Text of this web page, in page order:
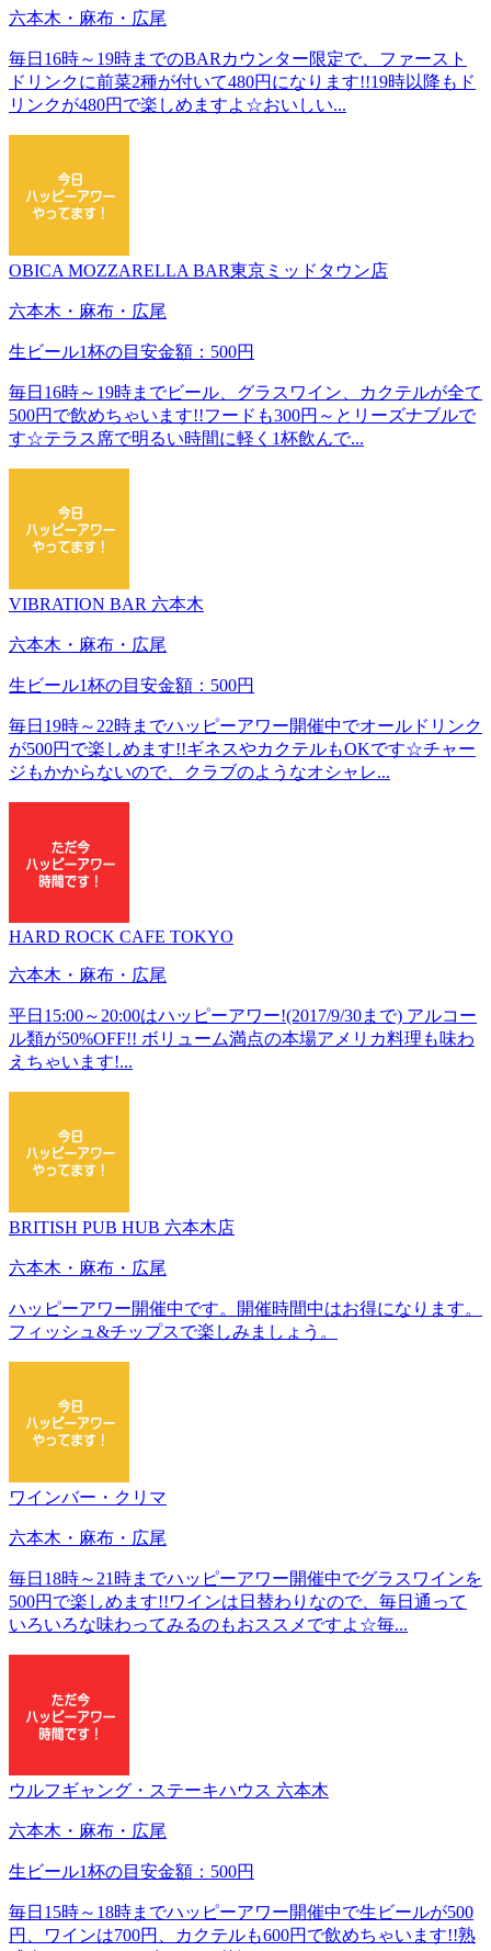
六本木・麻布・広尾
毎日16時～19時までのBARカウンター限定で、ファースト
ドリンクに前菜2種が付いて480円になります!!19時以降もド
リンクが480円で楽しめますよ☆おいしい...
OBICA MOZZARELLA BAR東京ミッドタウン店
六本木・麻布・広尾
生ビール1杯の目安金額：500円
毎日16時～19時までビール、グラスワイン、カクテルが全て
500円で飲めちゃいます!!フードも300円～とリーズナブルで
す☆テラス席で明るい時間に軽く1杯飲んで...
VIBRATION BAR 六本木
六本木・麻布・広尾
生ビール1杯の目安金額：500円
毎日19時～22時までハッピーアワー開催中でオールドリンク
が500円で楽しめます!!ギネスやカクテルもOKです☆チャー
ジもかからないので、クラブのようなオシャレ...
HARD ROCK CAFE TOKYO
六本木・麻布・広尾
平日15:00～20:00はハッピーアワー!(2017/9/30まで) アルコー
ル類が50%OFF!! ボリューム満点の本場アメリカ料理も味わ
えちゃいます!...
BRITISH PUB HUB 六本木店
六本木・麻布・広尾
ハッピーアワー開催中です。開催時間中はお得になります。
フィッシュ&チップスで楽しみましょう。
ワインバー・クリマ
六本木・麻布・広尾
毎日18時～21時までハッピーアワー開催中でグラスワインを
500円で楽しめます!!ワインは日替わりなので、毎日通って
いろいろな味わってみるのもおススメですよ☆毎...
ウルフギャング・ステーキハウス 六本木
六本木・麻布・広尾
生ビール1杯の目安金額：500円
毎日15時～18時までハッピーアワー開催中で生ビールが500
円、ワインは700円、カクテルも600円で飲めちゃいます!!熟